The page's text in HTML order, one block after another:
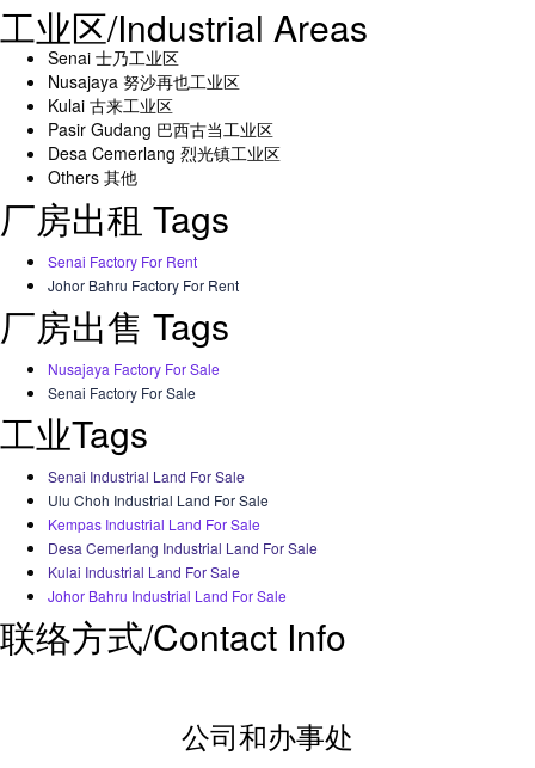
工业区/Industrial Areas
Senai 士乃工业区
Nusajaya 努沙再也工业区
Kulai 古来工业区
Pasir Gudang 巴西古当工业区
Desa Cemerlang 烈光镇工业区
Others 其他
厂房出租 Tags
Senai Factory For Rent
Johor Bahru Factory For Rent
厂房出售 Tags
Nusajaya Factory For Sale
Senai Factory For Sale
工业Tags
Senai Industrial Land For Sale
Ulu Choh Industrial Land For Sale
Kempas Industrial Land For Sale
Desa Cemerlang Industrial Land For Sale
Kulai Industrial Land For Sale
Johor Bahru Industrial Land For Sale
联络方式/Contact Info
公司和办事处​